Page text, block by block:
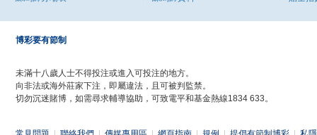
博彩要有節制
未滿十八歲人士不得投注或進入可投注的地方。
向非法或海外莊家下注，即屬違法，且可被判監禁。
切勿沉迷賭博，如需尋求輔導協助，可致電平和基金熱線1834 633。